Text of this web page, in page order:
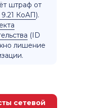
сетевой
штраф от
9.21 КоАП).
(ID
лишение